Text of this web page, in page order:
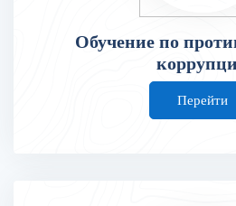
Обучение по
Перейти